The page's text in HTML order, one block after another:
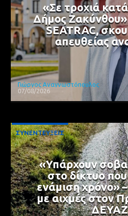
«Σε τροχιά
Δήμος Ζακύνθου»
SEATRAC,
απευθείας
Γιώργος Αναγνωστόπουλος
07/08/2026
ΣΥΝΕΝΤΕΥΞΕΙΣ
«Υπάρχουν
στο δίκτυο
ενάμιση χρόνο»
με αιχμές στον
ΔΕΥΑΖ